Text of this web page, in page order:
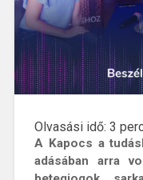
Olvasási idő: 3
A Kapocs a
adásában arra